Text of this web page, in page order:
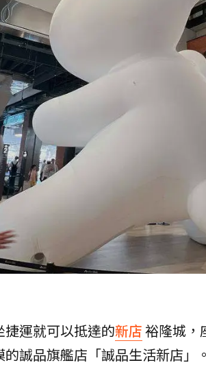
運就可以抵達的新店裕隆城，
誠品旗艦店「誠品生活新店」。